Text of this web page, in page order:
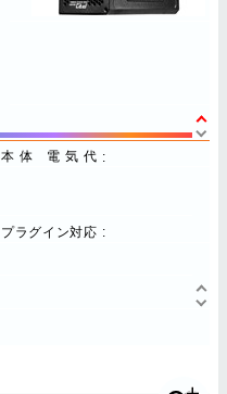
本体 電気代
プラグイン対応